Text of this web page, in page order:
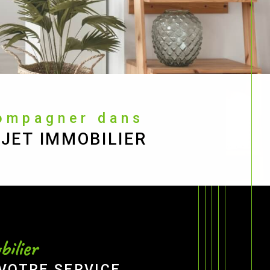
dans
IMMOBILIER